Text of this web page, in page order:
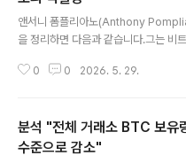
앤서니 폼플리아노(Anthony
을 정리하면 다음과 같습니다.그는 비
하며, 지금이 오히려 강력히 관심을 가
금리 장기화와 지정학적 긴장으로 인
화를 지적.그러나 이러한 냉각기는 역사
0 0 2026. 5. 29.
분석 "전체 거래소 BTC 보
수준으로 감소"